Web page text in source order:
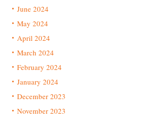
June 2024
May 2024
April 2024
March 2024
February 2024
January 2024
December 2023
November 2023